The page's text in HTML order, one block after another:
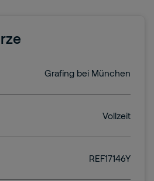
Grafing bei München
Vollzeit
REF17146Y